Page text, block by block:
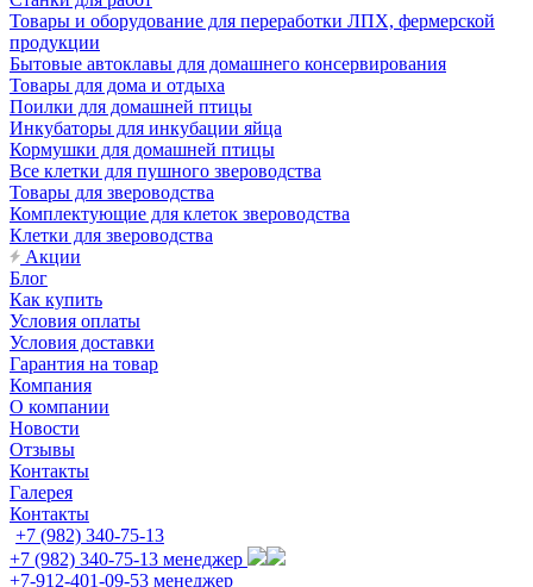
Товары и оборудование для переработки ЛПХ, фермерской
продукции
Бытовые автоклавы для домашнего консервирования
Товары для дома и отдыха
Поилки для домашней птицы
Инкубаторы для инкубации яйца
Кормушки для домашней птицы
Все клетки для пушного звероводства
Товары для звероводства
Комплектующие для клеток звероводства
Клетки для звероводства
Акции
Блог
Как купить
Условия оплаты
Условия доставки
Гарантия на товар
Компания
О компании
Новости
Отзывы
Контакты
Галерея
Контакты
+7 (982) 340-75-13
+7 (982) 340-75-13 менеджер
+7-912-401-09-53 менеджер